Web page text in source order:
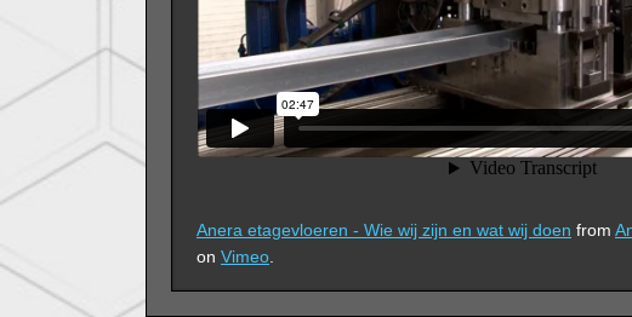
Anera etagevloeren - Wie wij zijn en wat wij doen from
on Vimeo.